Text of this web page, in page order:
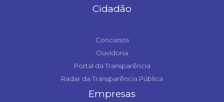
Cidadão
Concursos
Ouvidoria
Portal da Transparência
Radar da Transparência Pública
Empresas